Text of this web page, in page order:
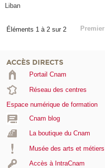
Liban
Éléments 1 à 2 sur 2 Premier
ACCÈS DIRECTS
Portail Cnam
Réseau des centres
Espace numérique de formation
Cnam blog
La boutique du Cnam
Musée des arts et métiers
Accès à IntraCnam